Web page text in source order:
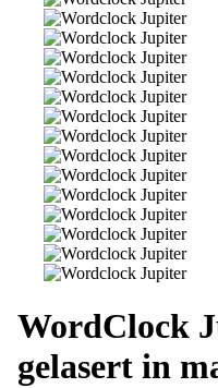
WordClock
gelasert in